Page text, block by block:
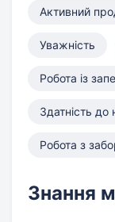
Активний
Уважність
Робота із
Здатність до
Робота з
Знання